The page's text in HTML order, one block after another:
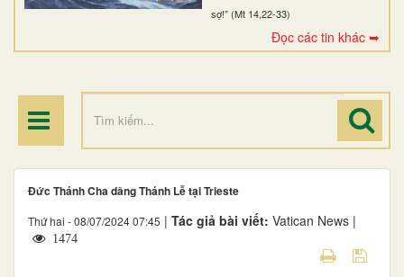
sợ!” (Mt 14,22-33)
Đọc các tin khác ➥
ĐIỂM HÀNH HƯƠNG
Đức Thánh Cha dâng Thánh Lễ tại Trieste
Thứ hai - 08/07/2024 07:45 | Tác giả bài viết: Vatican News |
1474